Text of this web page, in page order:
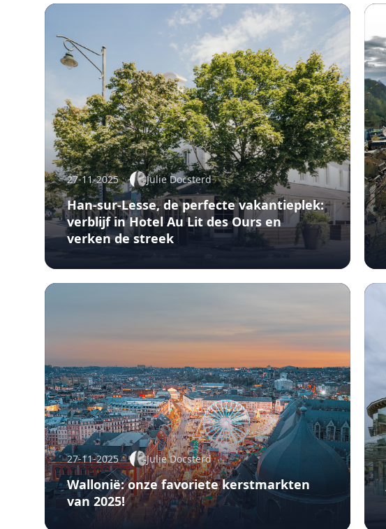
27-11-2025 Julie Docsterd
Han-sur-Lesse, de perfecte vakantieplek:
verblijf in Hotel Au Lit des Ours en
verken de streek
27-11-2025 Julie Docsterd
Wallonië: onze favoriete kerstmarkten
van 2025!